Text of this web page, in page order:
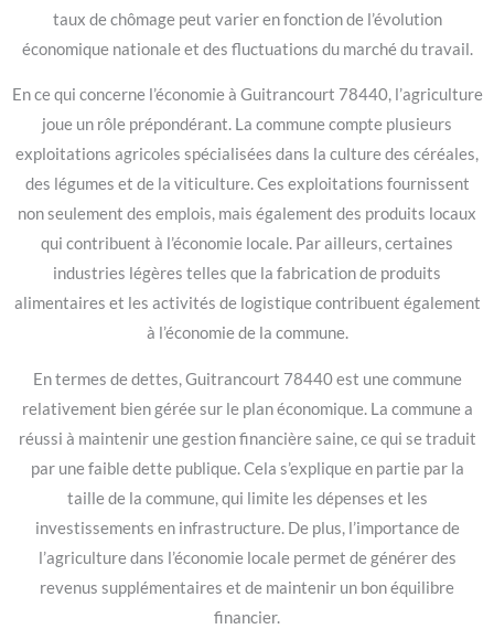
taux de chômage peut varier en fonction de l’évolution
économique nationale et des fluctuations du marché du travail.
En ce qui concerne l’économie à Guitrancourt 78440, l’agriculture
joue un rôle prépondérant. La commune compte plusieurs
exploitations agricoles spécialisées dans la culture des céréales,
des légumes et de la viticulture. Ces exploitations fournissent
non seulement des emplois, mais également des produits locaux
qui contribuent à l’économie locale. Par ailleurs, certaines
industries légères telles que la fabrication de produits
alimentaires et les activités de logistique contribuent également
à l’économie de la commune.
En termes de dettes, Guitrancourt 78440 est une commune
relativement bien gérée sur le plan économique. La commune a
réussi à maintenir une gestion financière saine, ce qui se traduit
par une faible dette publique. Cela s’explique en partie par la
taille de la commune, qui limite les dépenses et les
investissements en infrastructure. De plus, l’importance de
l’agriculture dans l’économie locale permet de générer des
revenus supplémentaires et de maintenir un bon équilibre
financier.